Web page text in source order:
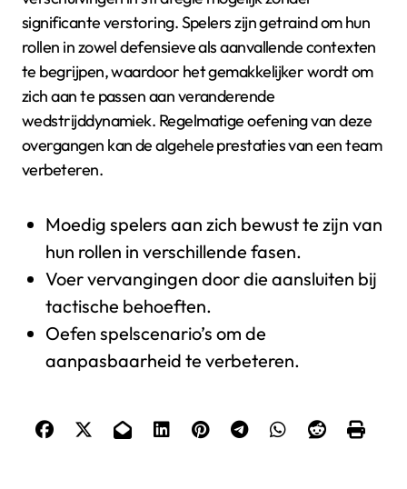
significante verstoring. Spelers zijn getraind om hun
rollen in zowel defensieve als aanvallende contexten
te begrijpen, waardoor het gemakkelijker wordt om
zich aan te passen aan veranderende
wedstrijddynamiek. Regelmatige oefening van deze
overgangen kan de algehele prestaties van een team
verbeteren.
Moedig spelers aan zich bewust te zijn van
hun rollen in verschillende fasen.
Voer vervangingen door die aansluiten bij
tactische behoeften.
Oefen spelscenario’s om de
aanpasbaarheid te verbeteren.